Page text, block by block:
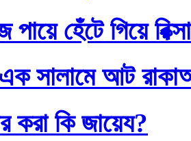
হেঁটে গিয়ে
এক সালামে আট
করা কি জায়েয?